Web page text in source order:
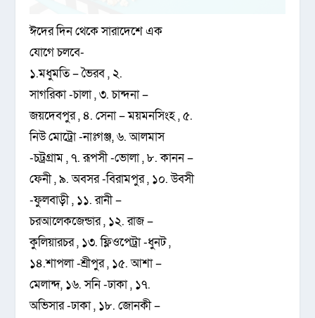
ঈদের দিন থেকে সারাদেশে এক
যোগে চলবে-
১.মধুমতি – ভৈরব , ২.
সাগরিকা -চালা , ৩. চান্দনা –
জয়দেবপুর , ৪. সেনা – ময়মনসিংহ , ৫.
নিউ মোট্রো -নাঃগঞ্জ, ৬. আলমাস
-চট্রগ্রাম , ৭. রূপসী -ভোলা , ৮. কানন –
ফেনী , ৯. অবসর -বিরামপুর , ১০. উবসী
-ফুলবাড়ী , ১১. রানী –
চরআলেকজেন্ডার , ১২. রাজ –
কুলিয়ারচর , ১৩. ফ্লিওপেট্রা -ধুনট ,
১৪.শাপলা -শ্রীপুর , ১৫. আশা –
মেলান্দ, ১৬. সনি -ঢাকা , ১৭.
অভিসার -ঢাকা , ১৮. জোনকী –